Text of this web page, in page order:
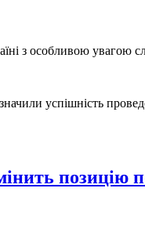
з особливою увагою
успішність
позицію